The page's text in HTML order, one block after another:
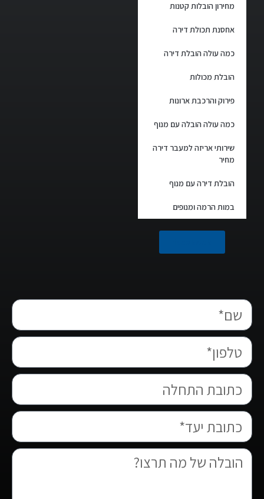
מחירון הובלות קטנות
אחסנת תכולת דירה
כמה עולה הובלת דירה
הובלת מכולות
פירוק והרכבת ארונות
כמה עולה הובלה עם מנוף
שירותי אריזה למעבר דירה
מחיר
הובלת דירה עם מנוף
במות הרמה ומנופים